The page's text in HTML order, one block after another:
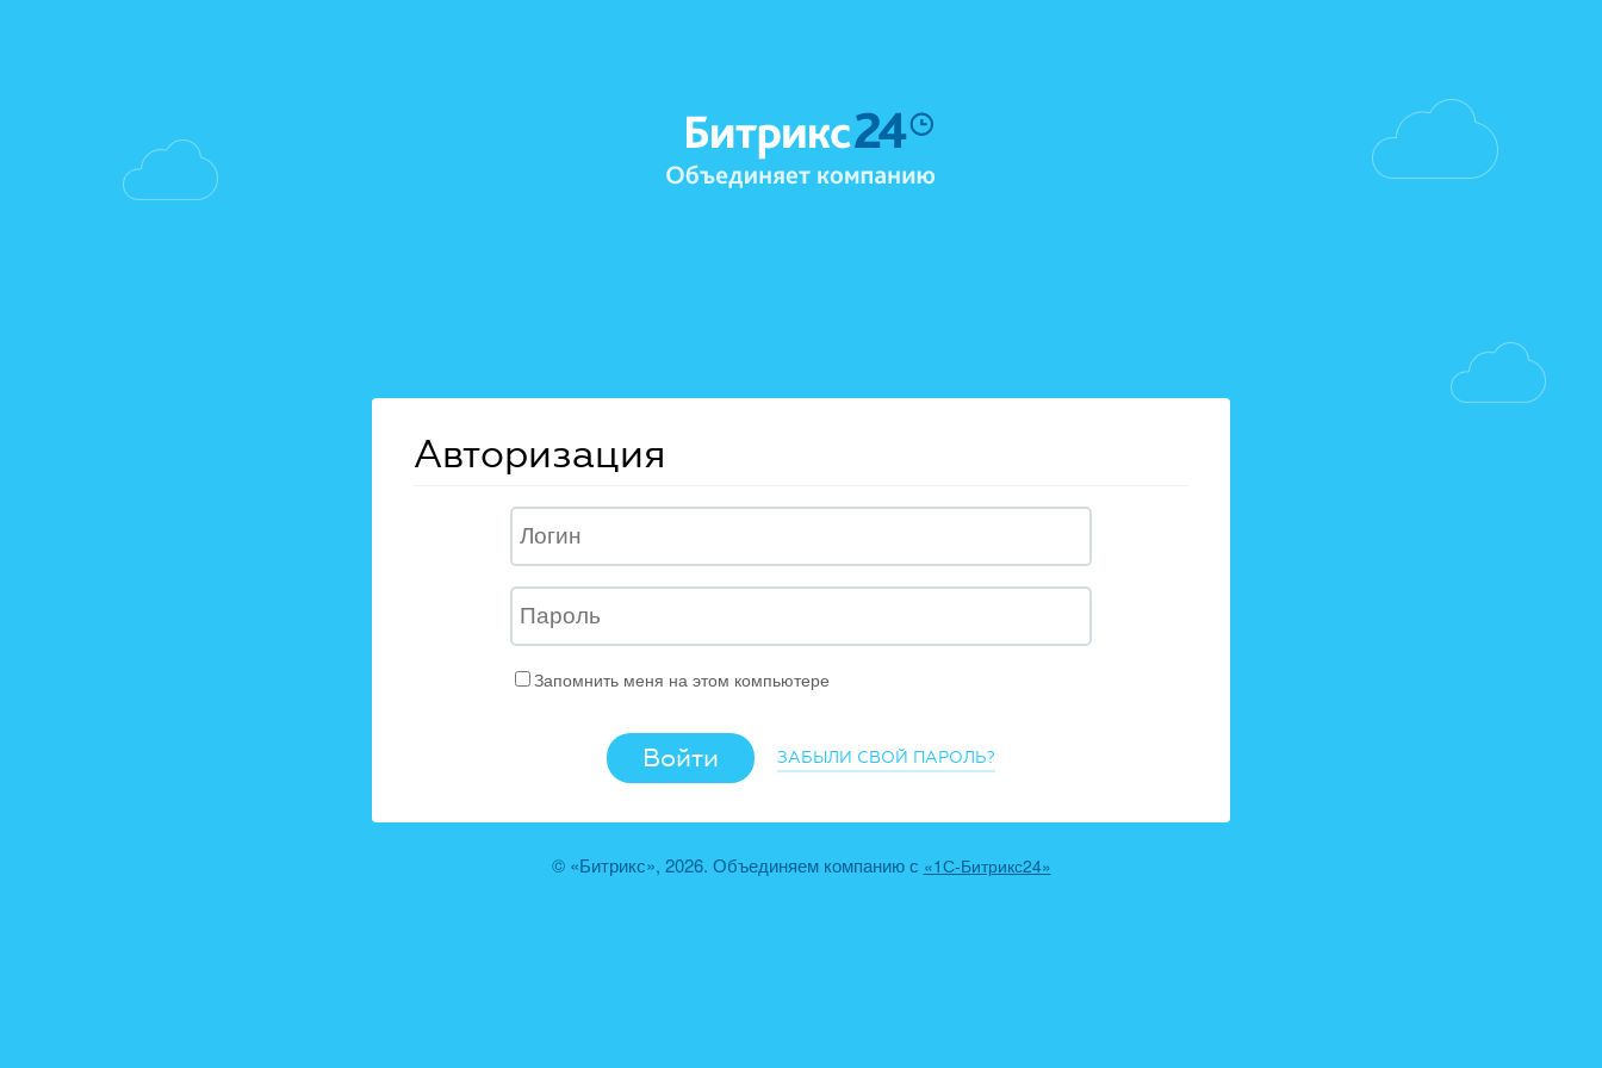
Авторизация
Запомнить меня на этом компьютере
ЗАБЫЛИ СВОЙ ПАРОЛЬ?
© «Битрикс», 2026. Объединяем компанию с «1С-Битрикс24»